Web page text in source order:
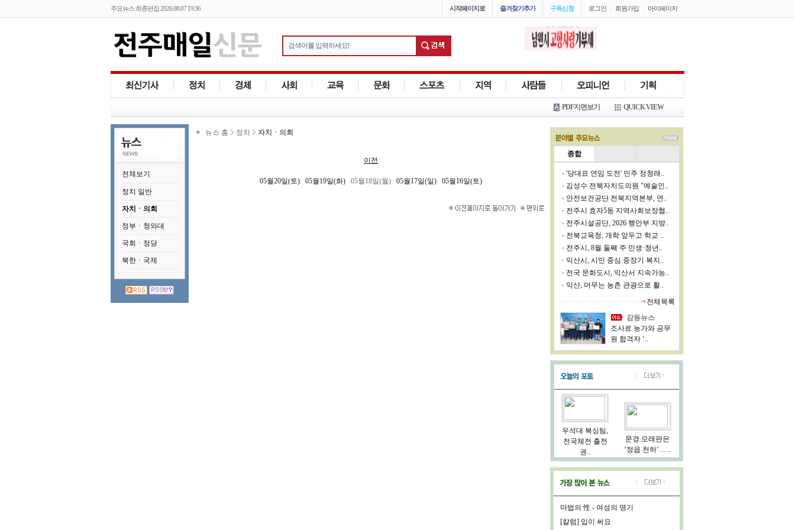
주요뉴스 최종편집 2026.08.07 19:36 로그인 회원가입 마이페이지
구독신청
즐겨찾기추가
시작페이지로
QUICK VIEW
PDF지면보기
전체보기
정치 일반
자치ㆍ의회
정부ㆍ청와대
국회ㆍ정당
북한ㆍ국제
뉴스 홈 정치 자치ㆍ의회
이전
05월20일(토) 05월19일(화) 05월18일(월) 05월17일(일) 05월16일(토)
종합
'당대표 연임 도전' 민주 정청래..
김성수 전북자치도의원 "예술인..
안전보건공단 전북지역본부, 연..
전주시 효자5동 지역사회보장협..
전주시설공단, 2026 행안부 지방..
전북교육청, 개학 앞두고 학교 ..
전주시, 8월 둘째 주 민생·청년..
익산시, 시민 중심 중장기 복지..
전국 문화도시, 익산서 지속가능..
익산, 머무는 농촌 관광으로 활..
전체목록
감동뉴스
조사료 농가와 공무
원 합격자 ‘..
우석대 복싱팀,
전국체전 출전
권..
문경 모래판은
‘정읍 천하’… ..
마법의 性 - 여성의 명기
[칼럼] 입이 써요